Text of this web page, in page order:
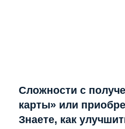
Сложности с
карты» или
Знаете, как